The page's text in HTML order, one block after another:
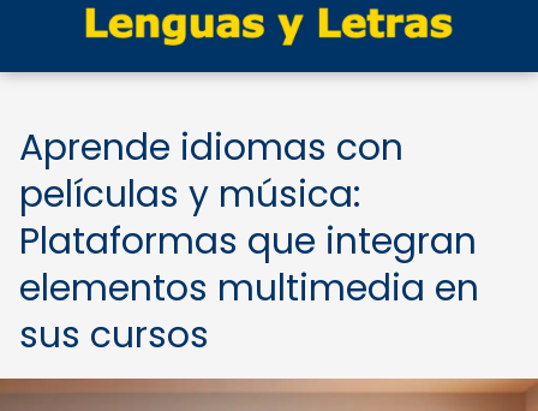
Aprende idiomas con
películas y música:
Plataformas que integran
elementos multimedia en
sus cursos